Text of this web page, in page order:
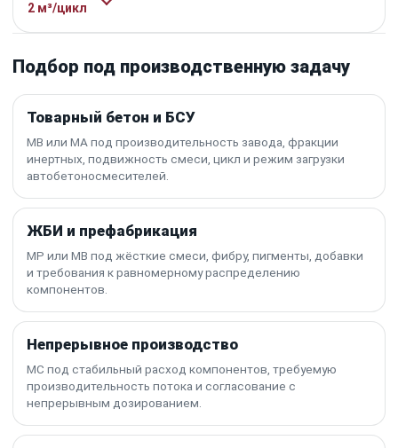
2 м³/цикл
Подбор под производственную задачу
Товарный бетон и БСУ
MB или MA под производительность завода, фракции
инертных, подвижность смеси, цикл и режим загрузки
автобетоносмесителей.
ЖБИ и префабрикация
MP или MB под жёсткие смеси, фибру, пигменты, добавки
и требования к равномерному распределению
компонентов.
Непрерывное производство
MC под стабильный расход компонентов, требуемую
производительность потока и согласование с
непрерывным дозированием.